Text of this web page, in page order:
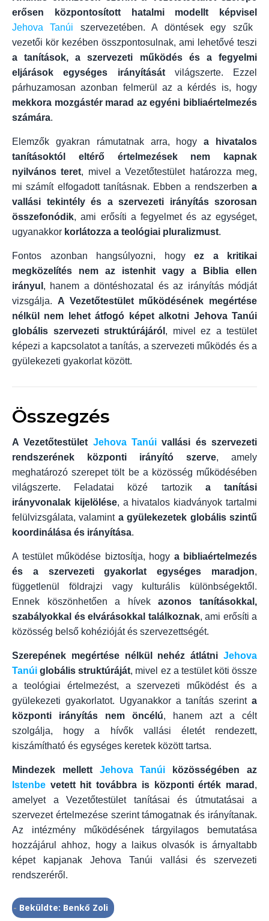
erősen központosított hatalmi modellt képvisel
Jehova Tanúi szervezetében. A döntések egy szűk
vezetői kör kezében összpontosulnak, ami lehetővé teszi
a tanítások, a szervezeti működés és a fegyelmi
eljárások egységes irányításátvilágszerte. Ezzel
párhuzamosan azonban felmerül az a kérdés is, hogy
mekkora mozgástér marad az egyéni bibliaértelmezés
számára.
Elemzők gyakran rámutatnak arra, hogya hivatalos
tanításoktól eltérő értelmezések nem kapnak
nyilvános teret, mivel a Vezetőtestület határozza meg,
mi számít elfogadott tanításnak. Ebben a rendszerben a
vallási tekintély és a szervezeti irányítás szorosan
összefonódik, ami erősíti a fegyelmet és az egységet,
ugyanakkor korlátozza a teológiai pluralizmust.
Fontos azonban hangsúlyozni, hogy ez a kritikai
megközelítés nem az istenhit vagy a Biblia ellen
irányul , hanem a döntéshozatal és az irányítás módját
vizsgálja. A Vezetőtestület működésének megértése
nélkül nem lehet átfogó képet alkotni Jehova Tanúi
globális szervezeti struktúrájáról , mivel ez a testület
képezi a kapcsolatot a tanítás, a szervezeti működés és a
gyülekezeti gyakorlat között.
Összegzés
A Vezetőtestület Jehova Tanúi vallási és szervezeti
rendszerének központi irányító szerve, amely
meghatározó szerepet tölt be a közösség működésében
világszerte. Feladatai közé tartozik a tanítási
irányvonalak kijelölése, a hivatalos kiadványok tartalmi
felülvizsgálata, valamint a gyülekezetek globális szintű
koordinálása és irányítása.
A testület működése biztosítja, hogy a bibliaértelmezés
és a szervezeti gyakorlat egységes maradjon,
függetlenül földrajzi vagy kulturális különbségektől.
Ennek köszönhetően a hívekazonos tanításokkal,
szabályokkal és elvárásokkal találkoznak, ami erősíti a
közösség belső kohézióját és szervezettségét.
Szerepének megértése nélkül nehéz átlátni Jehova
Tanúi globális struktúráját, mivel ez a testület köti össze
a teológiai értelmezést, a szervezeti működést és a
gyülekezeti gyakorlatot. Ugyanakkor a tanítás szerint a
központi irányítás nem öncélú, hanem azt a célt
szolgálja, hogy a hívők vallási életét rendezett,
kiszámítható és egységes keretek között tartsa.
Mindezek mellett Jehova Tanúi közösségében az
Istenbe vetett hit továbbra is központi érték marad ,
amelyet a Vezetőtestület tanításai és útmutatásai a
szervezet értelmezése szerint támogatnak és irányítanak.
Az intézmény működésének tárgyilagos bemutatása
hozzájárul ahhoz, hogy a laikus olvasók is árnyaltabb
képet kapjanak Jehova Tanúi vallási és szervezeti
rendszeréről.
- Beküldte: Benkő Zoli